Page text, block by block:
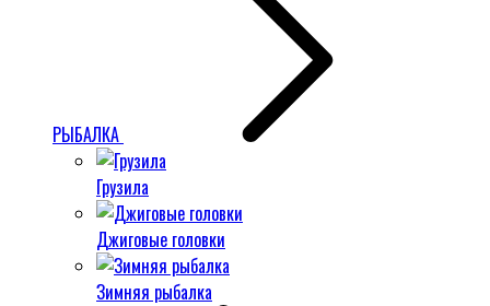
РЫБАЛКА
Грузила
Джиговые головки
Зимняя рыбалка